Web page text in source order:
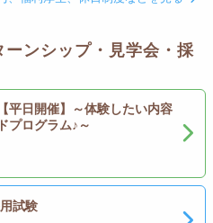
ンシップ・見学会・採
平日開催】～体験したい内容
プログラム♪～
試験